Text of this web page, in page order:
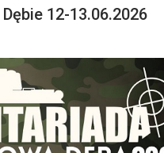
12-13.06.2026